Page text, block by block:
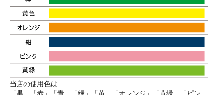
当店の使用色は
「黒」「赤」「青」「緑」「黄」「オレンジ」「黄緑」「ピン